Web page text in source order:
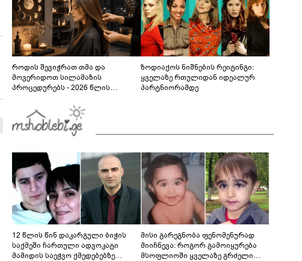
როდის შევიჭრათ თმა და
მოვერიდოთ სილამაზის
პროცედურებს - 2026 წლის
გზამკვლევი
ზოდიაქოს ნიშნების რეიტინგი:
ყველაზე რთულიდან იდეალურ
პარტნიორამდე
12 წლის წინ დაკარგული ბიჭის
საქმეში ჩართული ადვოკატი
მამიდის საეჭვო ქმედებებზე
მისი გარეგნობა ფენომენურად
მიიჩნევა: როგორ გამოიყურება
მსოფლიოში ყველაზე გრძელი